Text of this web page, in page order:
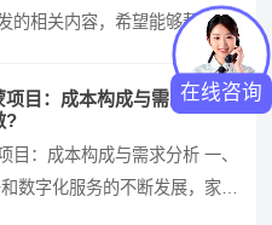
的相关内容，希望能够帮助大
更加高效、便捷地完成企业网
目：成本构成与需求分析，
?
目：成本构成与需求分析 一、
数字化服务的不断发展，家政
在线咨询